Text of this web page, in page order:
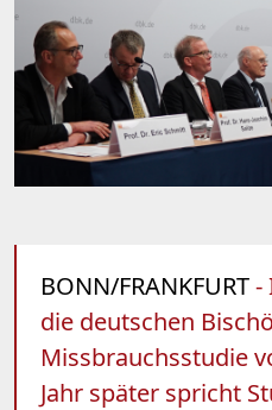
BONN/FRANKFURT-
die deutschen
Missbrauchsstudie
Jahr später spricht